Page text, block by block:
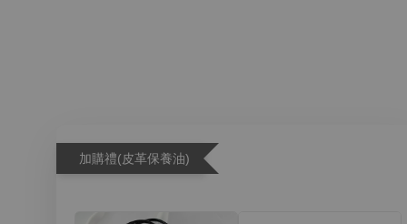
加購禮(皮革保養油)